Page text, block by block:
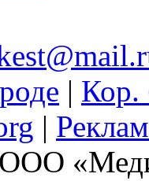
| Кор.
|